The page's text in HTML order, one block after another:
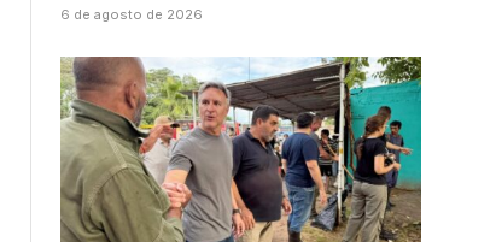
6 de agosto de 2026